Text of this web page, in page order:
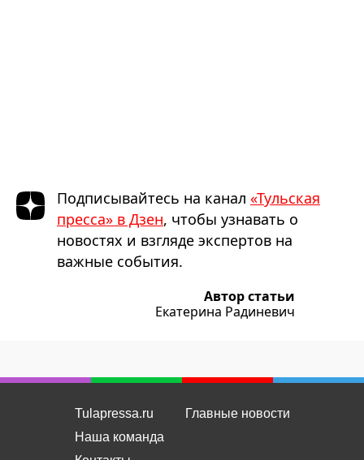
Подписывайтесь на канал «Тульская
пресса» в Дзен, чтобы узнавать о
новостях и взгляде экспертов на
важные события.
Автор статьи
Екатерина Радиневич
Tulapressa.ru
Наша команда
Главные новости